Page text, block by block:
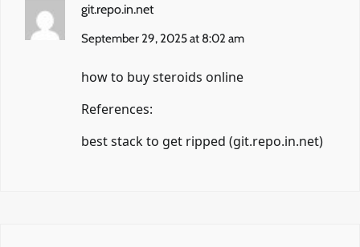
git.repo.in.net
September 29, 2025 at 8:02 am
how to buy steroids online
References:
best stack to get ripped (git.repo.in.net)